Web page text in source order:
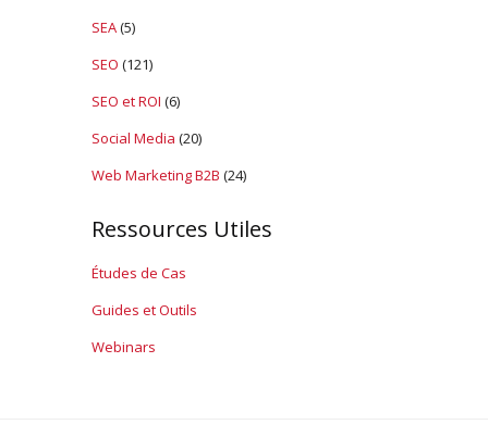
SEA(5)
SEO (121)
SEO et ROI (6)
Social Media (20)
Web Marketing B2B (24)
Ressources Utiles
Études de Cas
Guides et Outils
Webinars